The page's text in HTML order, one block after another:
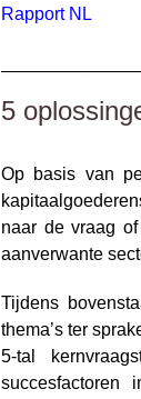
Rapport NL
5
Op basis van
naar de vraag
aanverwante
Tijdens
thema’s ter
5-tal
succesfactoren